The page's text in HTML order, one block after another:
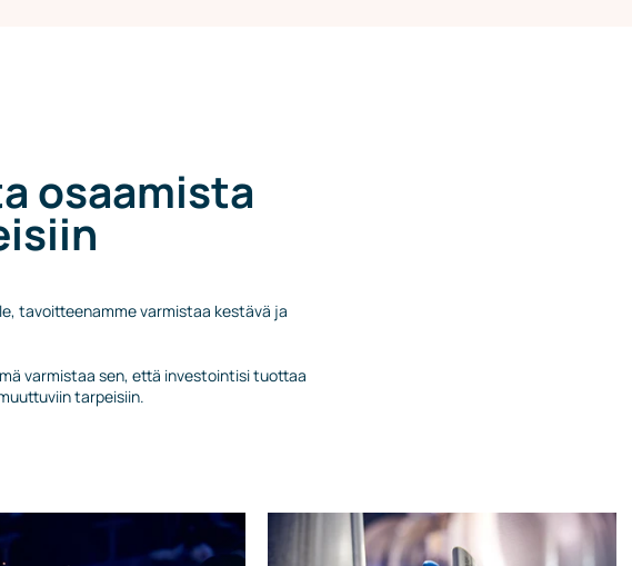
osaamista
tavoitteenamme varmistaa kestävä ja
varmistaa sen, että investointisi tuottaa
tarpeisiin.